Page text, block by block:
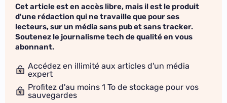
Cet article est en accès libre, mais il est le produit
d'une rédaction qui ne travaille que pour ses
lecteurs, sur un média sans pub et sans tracker.
Soutenez le journalisme tech de qualité en vous
abonnant.
Accédez en illimité aux articles d'un média
expert
Profitez d'au moins 1 To de stockage pour vos
sauvegardes